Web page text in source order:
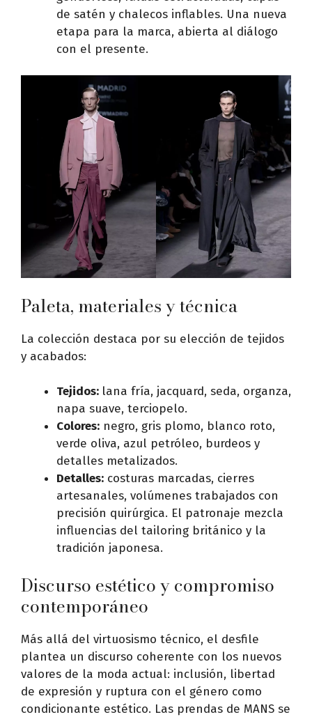
de satén y chalecos inflables. Una nueva
etapa para la marca, abierta al diálogo
con el presente.
Paleta, materiales y técnica
La colección destaca por su elección de tejidos
y acabados:
Tejidos: lana fría, jacquard, seda, organza,
napa suave, terciopelo.
Colores: negro, gris plomo, blanco roto,
verde oliva, azul petróleo, burdeos y
detalles metalizados.
Detalles: costuras marcadas, cierres
artesanales, volúmenes trabajados con
precisión quirúrgica. El patronaje mezcla
influencias del tailoring británico y la
tradición japonesa.
Discurso estético y compromiso
contemporáneo
Más allá del virtuosismo técnico, el desfile
plantea un discurso coherente con los nuevos
valores de la moda actual: inclusión, libertad
de expresión y ruptura con el género como
condicionante estético. Las prendas de MANS se